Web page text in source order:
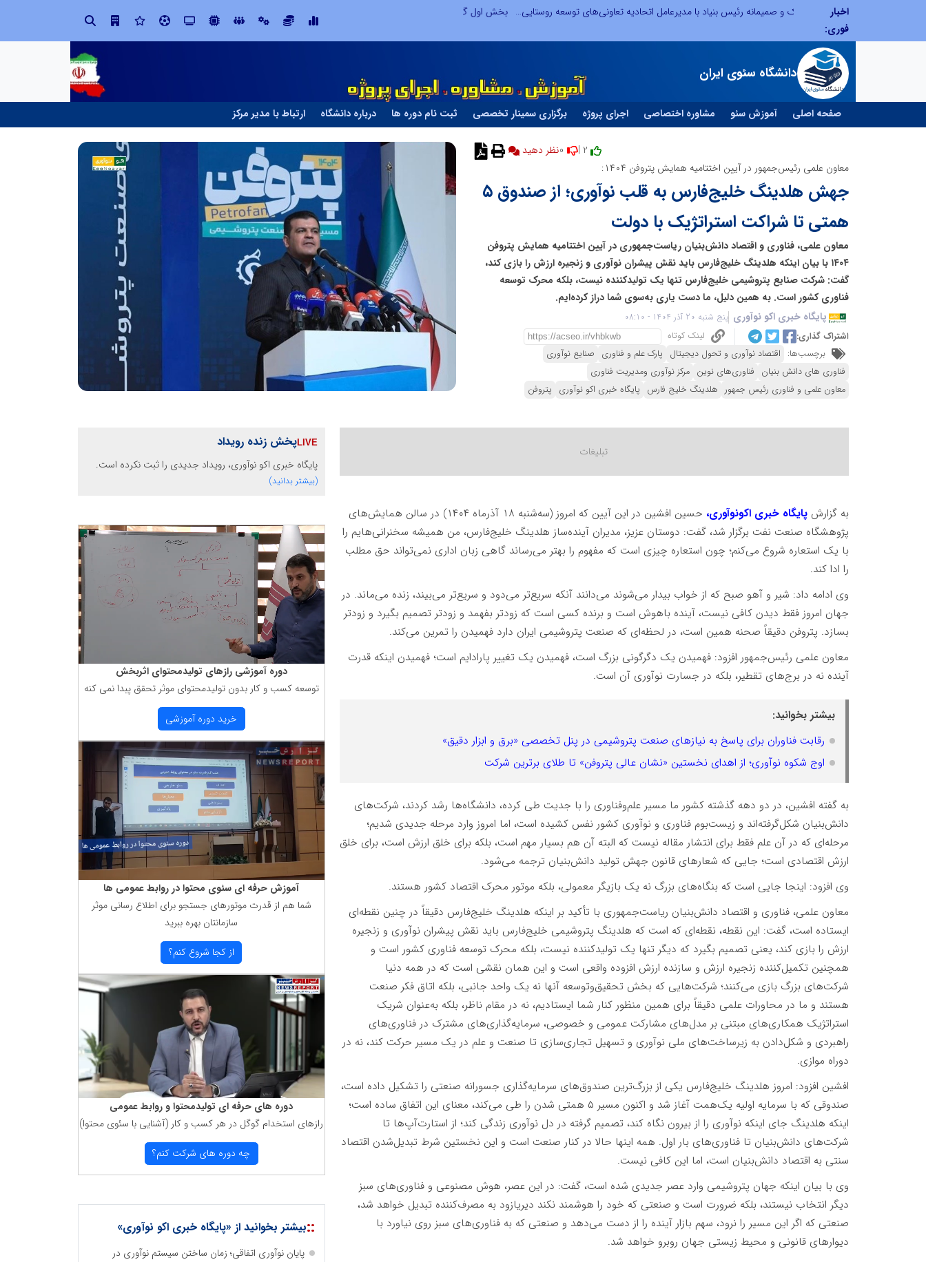
اخبار
فوری:
بخش اول گفت‌وگوی رئیس‌جمهور پزشکیان با مردم روایت تصویری از خدمت در مسیر اربعین حسینی
دانشگاه سئوی ایران
صفحه اصلی آموزش سئو مشاوره اختصاصی اجرای پروژه برگزاری سمینار تخصصی ثبت نام دوره ها درباره دانشگاه ارتباط با مدیر مرکز
نظر دهید
معاون علمی رئیس‌جمهور در آیین اختتامیه همایش پتروفن ۱۴۰۴:
جهش هلدینگ خلیج‌فارس به قلب نوآوری؛ از صندوق ۵
همتی تا شراکت استراتژیک با دولت
معاون علمی، فناوری و اقتصاد دانش‌بنیان ریاست‌جمهوری در آیین اختتامیه همایش پتروفن
۱۴۰۴ با بیان اینکه هلدینگ خلیج‌فارس باید نقش پیشران نوآوری و زنجیره ارزش را بازی کند،
گفت: شرکت صنایع پتروشیمی خلیج‌فارس تنها یک تولیدکننده نیست، بلکه محرک توسعه
فناوری کشور است. به همین دلیل، ما دست یاری به‌سوی شما دراز کرده‌ایم.
پایگاه خبری اکو نوآوری پنج شنبه 20 آذر 1404 - 08:10
اشتراک گذاری:
لینک کوتاه
برچسب‌ها: اقتصاد نوآوری و تحول دیجیتال پارک علم و فناوری صنایع نوآوری
فناوری های دانش بنیان فناوری‌های نوین مرکز نوآوری ومدیریت فناوری
معاون علمی و فناوری رئیس جمهور هلدینگ خلیج فارس پایگاه خبری اکو نوآوری پتروفن
به گزارش پایگاه خبری اکونوآوری،
حسین افشین در این آیین که امروز (سه‌شنبه ۱۸ آذرماه ۱۴۰۴) در سالن همایش‌های
پژوهشگاه صنعت نفت برگزار شد، گفت: دوستان عزیز، مدیران آینده‌ساز هلدینگ خلیج‌فارس، من همیشه سخنرانی‌هایم را
با یک استعاره شروع می‌کنم؛ چون استعاره چیزی است که مفهوم را بهتر می‌رساند گاهی زبان اداری نمی‌تواند حق مطلب
را ادا کند.
وی ادامه داد: شیر و آهو صبح که از خواب بیدار می‌شوند می‌دانند آنکه سریع‌تر می‌دود و سریع‌تر می‌بیند، زنده می‌ماند. در
جهان امروز فقط دیدن کافی نیست، آینده باهوش است و برنده کسی است که زودتر بفهمد و زودتر تصمیم بگیرد و زودتر
بسازد. پتروفن دقیقاً صحنه همین است، در لحظه‌ای که صنعت پتروشیمی ایران دارد فهمیدن را تمرین می‌کند.
معاون علمی رئیس‌جمهور افزود: فهمیدن یک دگرگونی بزرگ است، فهمیدن یک تغییر پارادایم است؛ فهمیدن اینکه قدرت
آینده نه در برج‌های تقطیر، بلکه در جسارت نوآوری آن است.
بیشتر بخوانید:
رقابت فناوران برای پاسخ به نیازهای صنعت پتروشیمی در پنل تخصصی «برق و ابزار دقیق»
اوج شکوه نوآوری؛ از اهدای نخستین «نشان عالی پتروفن» تا طلای برترین شرکت
به گفته افشین، در دو دهه گذشته کشور ما مسیر علم‌وفناوری را با جدیت طی کرده، دانشگاه‌ها رشد کردند، شرکت‌های
دانش‌بنیان شکل‌گرفته‌اند و زیست‌بوم فناوری و نوآوری کشور نفس کشیده است، اما امروز وارد مرحله جدیدی شدیم؛
مرحله‌ای که در آن علم فقط برای انتشار مقاله نیست که البته آن هم بسیار مهم است، بلکه برای خلق ارزش است، برای خلق
ارزش اقتصادی است؛ جایی که شعارهای قانون جهش تولید دانش‌بنیان ترجمه می‌شود.
وی افزود: اینجا جایی است که بنگاه‌های بزرگ نه یک بازیگر معمولی، بلکه موتور محرک اقتصاد کشور هستند.
معاون علمی، فناوری و اقتصاد دانش‌بنیان ریاست‌جمهوری با تأکید بر اینکه هلدینگ خلیج‌فارس دقیقاً در چنین نقطه‌ای
ایستاده است، گفت: این نقطه، نقطه‌ای که است که هلدینگ پتروشیمی خلیج‌فارس باید نقش پیشران نوآوری و زنجیره
ارزش را بازی کند، یعنی تصمیم بگیرد که دیگر تنها یک تولیدکننده نیست، بلکه محرک توسعه فناوری کشور است و
همچنین تکمیل‌کننده زنجیره ارزش و سازنده ارزش افزوده واقعی است و این همان نقشی است که در همه دنیا
شرکت‌های بزرگ بازی می‌کنند؛ شرکت‌هایی که بخش تحقیق‌وتوسعه آنها نه یک واحد جانبی، بلکه اتاق فکر صنعت
هستند و ما در محاورات علمی دقیقاً برای همین منظور کنار شما ایستادیم، نه در مقام ناظر، بلکه به‌عنوان شریک
استراتژیک همکاری‌های مبتنی بر مدل‌های مشارکت عمومی و خصوصی، سرمایه‌گذاری‌های مشترک در فناوری‌های
راهبردی و شکل‌دادن به زیرساخت‌های ملی نوآوری و تسهیل تجاری‌سازی تا صنعت و علم در یک مسیر حرکت کند، نه در
دوراه موازی.
افشین افزود: امروز هلدینگ خلیج‌فارس یکی از بزرگ‌ترین صندوق‌های سرمایه‌گذاری جسورانه صنعتی را تشکیل داده است،
صندوقی که با سرمایه اولیه یک‌همت آغاز شد و اکنون مسیر ۵ همتی شدن را طی می‌کند، معنای این اتفاق ساده است؛
اینکه هلدینگ جای اینکه نوآوری را از بیرون نگاه کند، تصمیم گرفته در دل نوآوری زندگی کند؛ از استارت‌آپ‌ها تا
شرکت‌های دانش‌بنیان تا فناوری‌های بار اول. همه اینها حالا در کنار صنعت است و این نخستین شرط تبدیل‌شدن اقتصاد
سنتی به اقتصاد دانش‌بنیان است، اما این کافی نیست.
وی با بیان اینکه جهان پتروشیمی وارد عصر جدیدی شده است، گفت: در این عصر، هوش مصنوعی و فناوری‌های سبز
دیگر انتخاب نیستند، بلکه ضرورت است و صنعتی که خود را هوشمند نکند دیریازود به مصرف‌کننده تبدیل خواهد شد،
صنعتی که اگر این مسیر را نرود، سهم بازار آینده را از دست می‌دهد و صنعتی که به فناوری‌های سبز روی نیاورد با
دیوارهای قانونی و محیط زیستی جهان روبرو خواهد شد.
پخش زنده رویداد
پایگاه خبری اکو نوآوری، رویداد جدیدی را ثبت نکرده است.
(بیشتر بدانید)
دوره آموزشی رازهای تولیدمحتوای اثربخش
توسعه كسب و كار بدون تولیدمحتوای موثر تحقق پبدا نمی كنه
خرید دوره آموزشی
آموزش حرفه ای سئوی محتوا در روابط عمومی ها
شما هم از قدرت موتورهای جستجو برای اطلاع رسانی موثر
سازمانتان بهره ببرید
از كجا شروع كنم؟
دوره های حرفه ای تولیدمحتوا و روابط عمومی
رازهای استخدام گوگل در هر كسب و كار (آشنایی با سئوی محتوا)
چه دوره های شركت كنم؟
::بیشتر بخوانید از «پایگاه خبری اکو نوآوری»
پایان نوآوری اتفاقی؛ زمان ساختن سیستم نوآوری در